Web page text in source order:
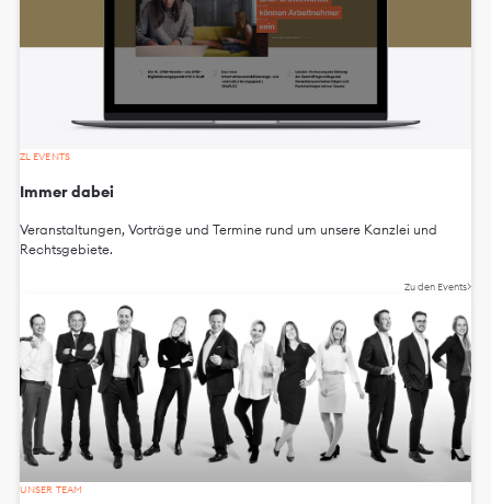
ZL EVENTS
Immer dabei
Veranstaltungen, Vorträge und Termine rund um unsere Kanzlei und
Rechtsgebiete.
Zu den Events
UNSER TEAM